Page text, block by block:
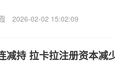
2026-02-02 15:02:09
减持 拉卡拉注册资本减